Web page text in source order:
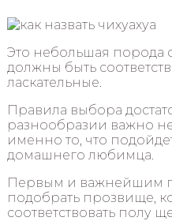
Это небольшая порода
должны быть
ласкательные.
Правила выбора
разнообразии важно
именно то, что
домашнего любимца.
Первым и важнейшим
подобрать прозвище,
соответствовать полу